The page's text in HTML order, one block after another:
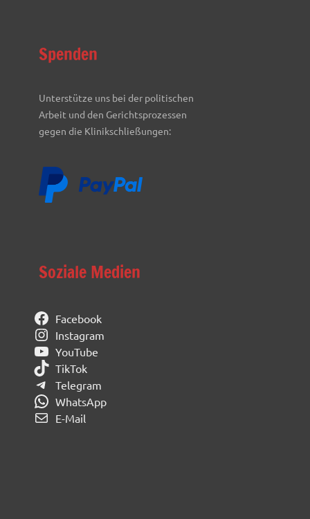
Spenden
Unterstütze uns bei der politischen
Arbeit und den Gerichtsprozessen
gegen die Klinikschließungen:
Soziale Medien
Facebook
Instagram
YouTube
TikTok
Telegram
WhatsApp
E-Mail